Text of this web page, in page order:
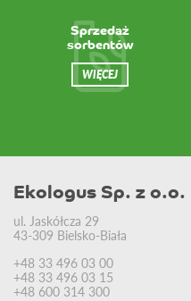
Sprzedaż
sorbentów
WIĘCEJ
Ekologus Sp. z o.o.
ul. Jaskółcza 29
43-309 Bielsko-Biała
+48 33 496 03 00
+48 33 496 03 15
+48 600 314 300